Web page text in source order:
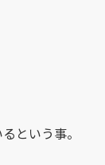
という事。